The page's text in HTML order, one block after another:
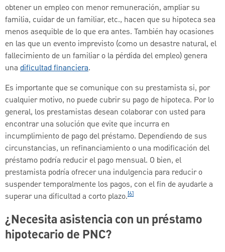
obtener un empleo con menor remuneración, ampliar su
familia, cuidar de un familiar, etc., hacen que su hipoteca sea
menos asequible de lo que era antes. También hay ocasiones
en las que un evento imprevisto (como un desastre natural, el
fallecimiento de un familiar o la pérdida del empleo) genera
una dificultad financiera.
Es importante que se comunique con su prestamista si, por
cualquier motivo, no puede cubrir su pago de hipoteca. Por lo
general, los prestamistas desean colaborar con usted para
encontrar una solución que evite que incurra en
incumplimiento de pago del préstamo. Dependiendo de sus
circunstancias, un refinanciamiento o una modificación del
préstamo podría reducir el pago mensual. O bien, el
prestamista podría ofrecer una indulgencia para reducir o
suspender temporalmente los pagos, con el fin de ayudarle a
superar una dificultad a corto plazo.[6]
¿Necesita asistencia con un préstamo
hipotecario de PNC?